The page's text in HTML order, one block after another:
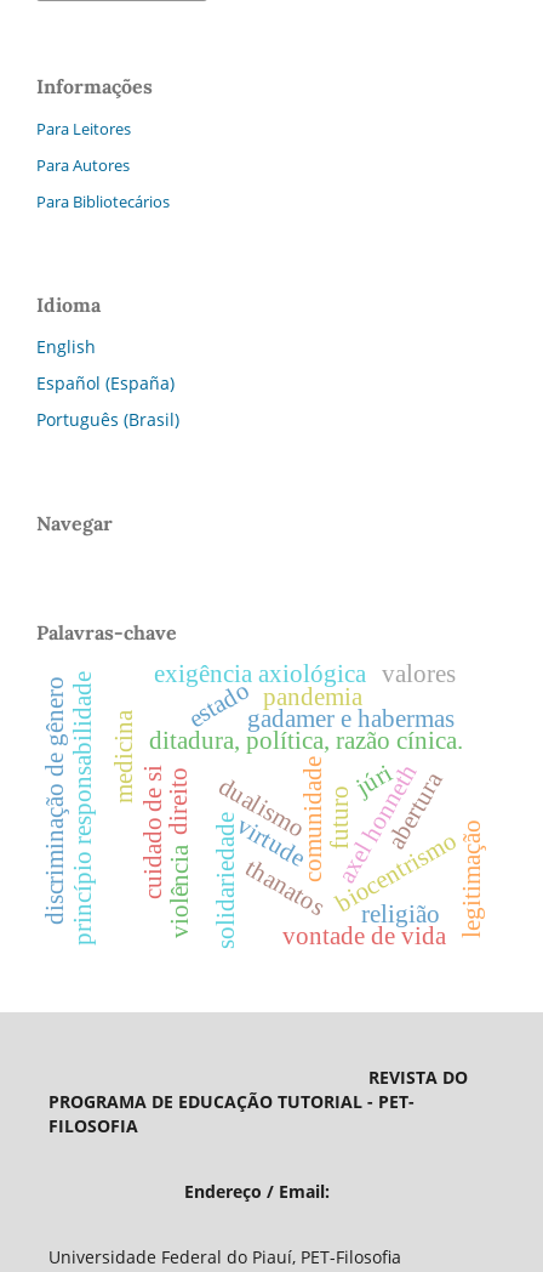
Informações
Para Leitores
Para Autores
Para Bibliotecários
Idioma
English
Español (España)
Português (Brasil)
Navegar
Palavras-chave
cuidado de siviolência
ditadura, política, razão cínica.
axel honneth
solidariedade
estado
comunidadebiocentrismo
religião
medicina
dualismo
thanatos
vontade de vida
exigência axiológica
gadamer e habermas
princípio responsabilidade futuro
pandemia
valores
abertura
discriminação de gênero direito
virtude
júri
legitimação
REVISTA DO
PROGRAMA DE EDUCAÇÃO TUTORIAL - PET-
FILOSOFIA
Endereço / Email:
Universidade Federal do Piauí, PET-Filosofia